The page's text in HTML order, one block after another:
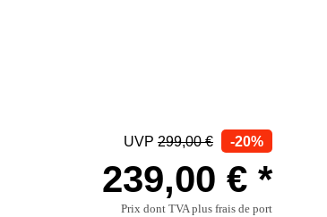
UVP 299,00 € -20%
239,00 € *
Prix dont TVAplus frais de port